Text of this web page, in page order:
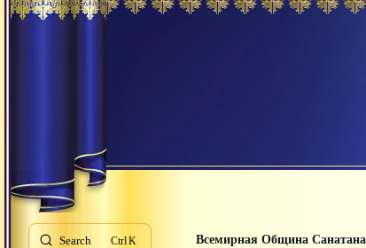
Search K Всемирная Община